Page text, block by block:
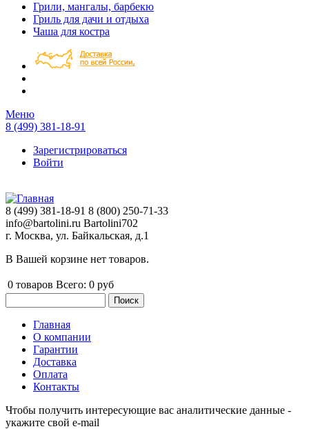
Грили, мангалы, барбекю
Гриль для дачи и отдыха
Чаша для костра
Перейти к основному содержанию
Меню
8 (499) 381-18-91
Зарегистрироваться
Войти
8 (499) 381-18-91 8 (800) 250-71-33
info@bartolini.ru Bartolini702
г. Москва, ул. Байкальская, д.1
В Вашей корзине нет товаров.
0 товаров Всего: 0 руб
Главное меню
Главная
О компании
Гарантии
Доставка
Оплата
Контакты
Чтобы получить интересующие вас аналитические данные -
укажите свой e-mail